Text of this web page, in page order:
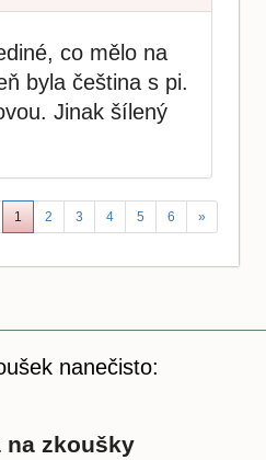
co mělo na
byla čeština s pi.
Jinak šílený
1 2 3 4 5 6 »
nanečisto:
na zkoušky